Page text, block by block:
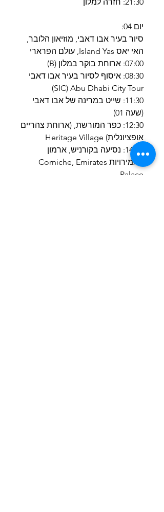
יום 04:
סיור בעיר אבו דאבי, מוזיאון הלובר,
האי יאס Island Yas, עולם הפרארי
07:00: ארוחת בוקר במלון (B)
08:30: איסוף לסיור בעיר אבו דאבי
SIC) Abu Dhabi City Tour)
11:30: שייט במרינה של אבו דאבי
(שעה 01)
12:30: כפר המורשת, (ארוחת צהריים
אופציונלית) Heritage Village
14:00: נסיעה בקורניש, ארמון
האמירויות Corniche, Emirates
Palace